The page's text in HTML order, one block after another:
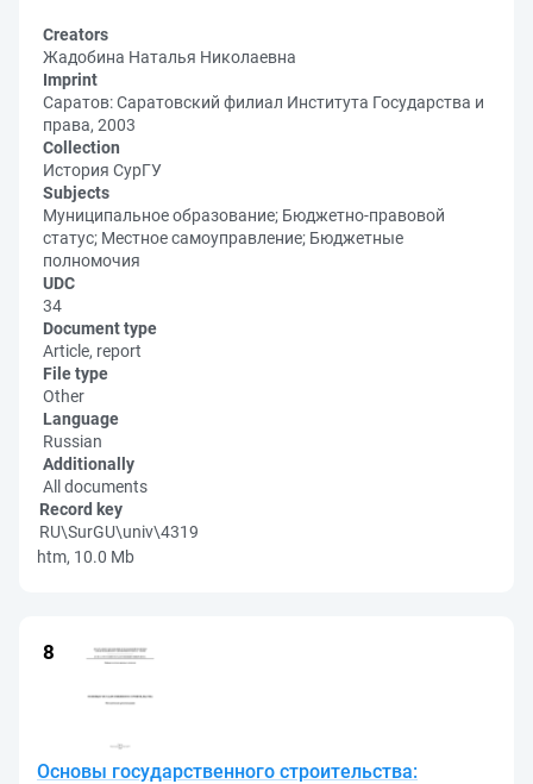
Creators
Жадобина Наталья Николаевна
Imprint
Саратов: Саратовский филиал Института Государства и
права, 2003
Collection
История СурГУ
Subjects
Муниципальное образование; Бюджетно-правовой
статус; Местное самоуправление; Бюджетные
полномочия
UDC
34
Document type
Article, report
File type
Other
Language
Russian
Additionally
All documents
Record key
RU\SurGU\univ\4319
htm, 10.0 Mb
Основы государственного строительства: